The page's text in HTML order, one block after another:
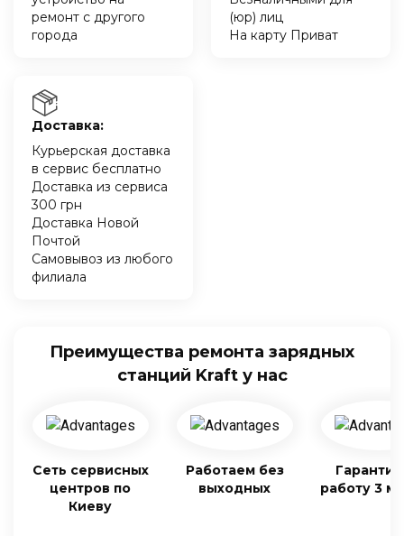
ремонт с другого
города
(юр) лиц
На карту Приват
Доставка:
Курьерская доставка
в сервис бесплатно
Доставка из сервиса
300 грн
Доставка Новой
Почтой
Самовывоз из любого
филиала
Преимущества ремонта зарядных
станций Kraft у нас
Сеть сервисных
центров по
Киеву
Работаем без
выходных
работу 3